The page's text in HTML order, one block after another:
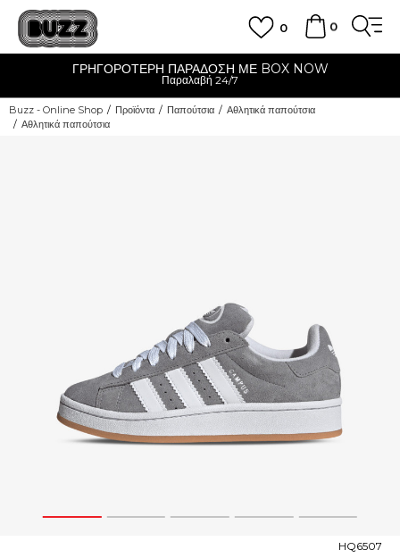
0
0
ΓΡΗΓΟΡΟΤΕΡΗ ΠΑΡΑΔΟΣΗ ΜΕ BOX NOW
Παραλαβή 24/7
Buzz - Online Shop Προϊόντα Παπούτσια
Αθλητικά παπούτσια
Αθλητικά παπούτσια
1 2 3 4 5
HQ6507